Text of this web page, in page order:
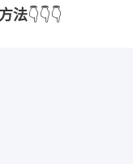
法👇👇👇